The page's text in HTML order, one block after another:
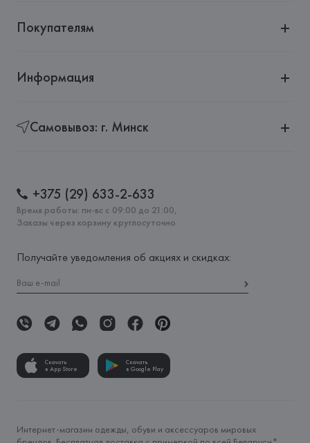
Покупателям
Информация
Самовывоз: г. Минск
+375 (29) 633-2-633
Время работы: пн-вс с 09:00 до 21:00,
Заказы через корзину круглосуточно
Получайте уведомления об акциях и скидках:
Скачать
в App Store
Скачать
в Google Play
Интернет-магазин одежды, обуви и аксессуаров мировых